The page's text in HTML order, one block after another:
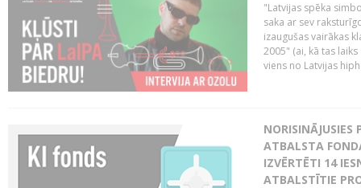
"Latvijas spēka
saka ar sev
izaugušas vairākas
2005" (ai, kā tas
viens no Latvijas
ATBALSTA
IZVĒRTĒTI 14
ATBALSTĪTIE